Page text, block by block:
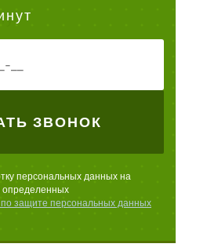
ЗВОНОК
персональных данных на
определенных
защите персональных данных